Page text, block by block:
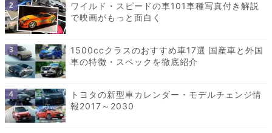
ワイルド・スピードの車101車種写真付き解説
で映画がもっと面白く
1500ccクラスのおすすめ車17選 国産車と外国
車の特徴・スペックを徹底紹介
トヨタの新型車カレンダー・モデルチェンジ情
報2017～2030